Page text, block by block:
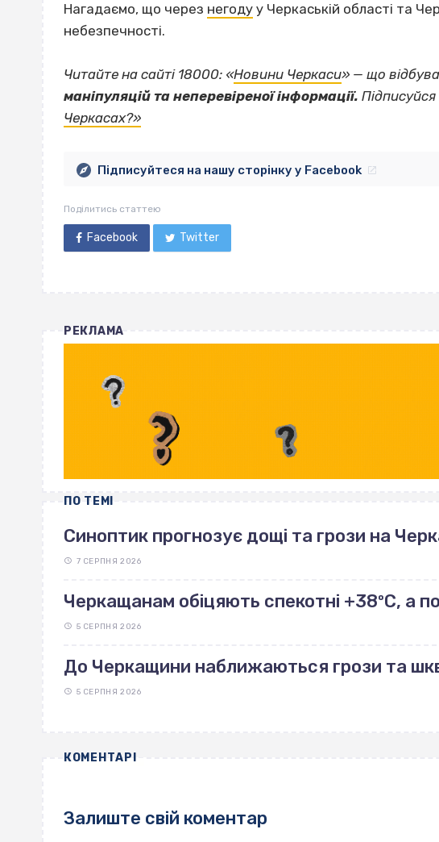
Нагадаємо, що через негоду у Черкаській області та
небезпечності.
Читайте на сайті 18000: «Новини Черкаси» — що
маніпуляцій та неперевіреної інформації.
Черкасах?»
Підписуйтеся на нашу сторінку у Facebook
Поділитись статтею
Facebook Twitter
РЕКЛАМА
ПО ТЕМІ
Синоптик прогнозує дощі та грози на
7 СЕРПНЯ 2026
Черкащанам обіцяють спекотні +38ºС, а
5 СЕРПНЯ 2026
До Черкащини наближаються грози та
5 СЕРПНЯ 2026
КОМЕНТАРІ
Залиште свій коментар